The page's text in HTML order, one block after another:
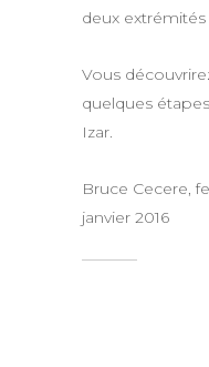
deux extrémités
Vous
quelques
Izar.
Bruce Cecere,
janvier 2016